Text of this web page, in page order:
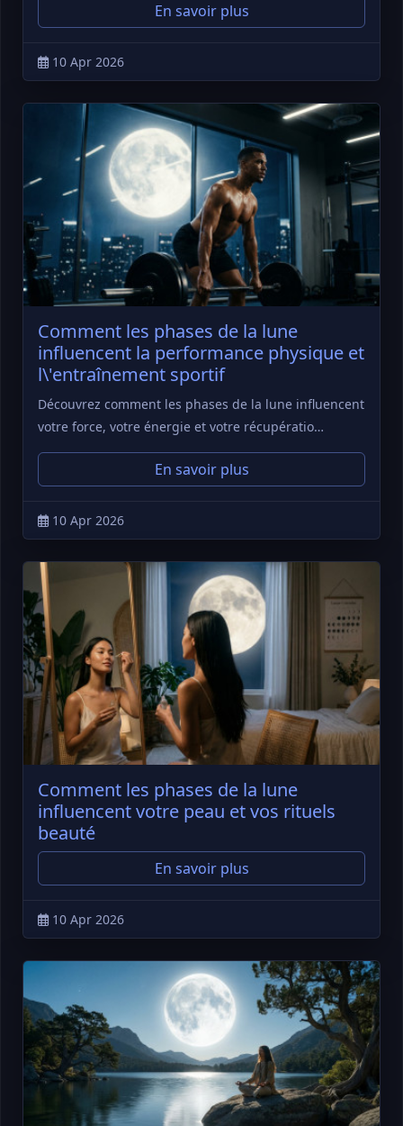
En savoir plus
10 Apr 2026
Comment les phases de la lune
influencent la performance physique et
l\'entraînement sportif
Découvrez comment les phases de la lune influencent
votre force, votre énergie et votre récupératio…
En savoir plus
10 Apr 2026
Comment les phases de la lune
influencent votre peau et vos rituels
beauté
En savoir plus
10 Apr 2026